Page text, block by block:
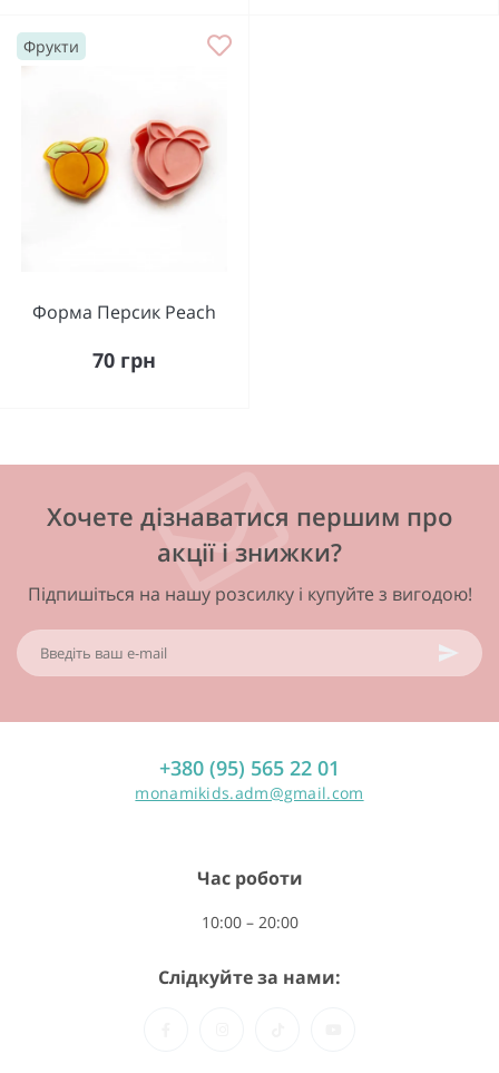
Фрукти
Форма Персик Peach
70 грн
Хочете дізнаватися першим про
акції і знижки?
Підпишіться на нашу розсилку і купуйте з вигодою!
+380 (95) 565 22 01
monamikids.adm@gmail.com
Час роботи
10:00 – 20:00
Слідкуйте за нами: